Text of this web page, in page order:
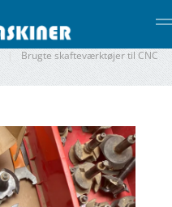
Brugte skafteværktøjer til CNC